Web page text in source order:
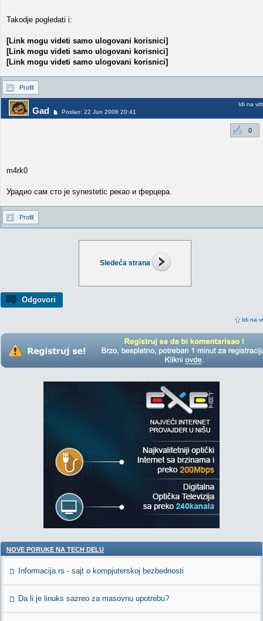
Sledeća strana
Odgovori
Idi na
Takodje pogledati i:
[Link mogu videti samo ulogovani korisnici]
[Link mogu videti samo ulogovani korisnici]
[Link mogu videti samo ulogovani korisnici]
Profil
Gad Poslao: 22 Jun 2006 20:41
Idi na vrh
0
m4rk0
Урадио сам сто је synestetic рекао и ферцера.
Profil
NOVE PORUKE NA TECH DELU
Informacija.rs - sajt o kompjuterskoj bezbednosti
Da li je linuks sazreo za masovnu upotrebu?